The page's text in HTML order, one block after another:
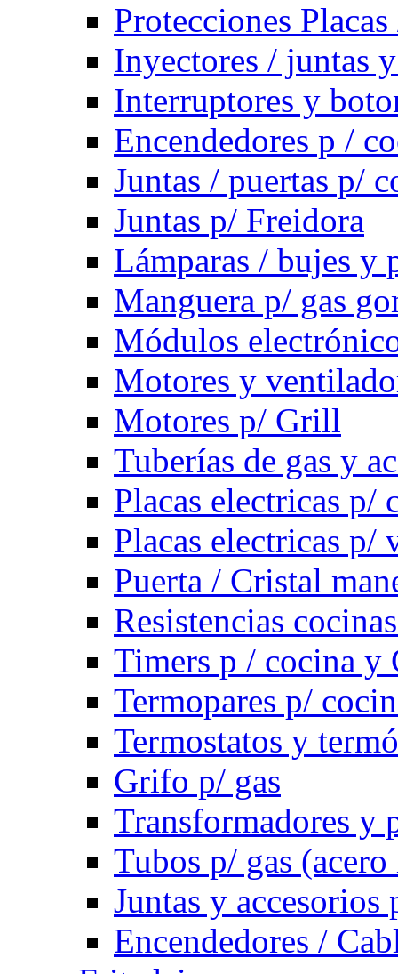
Protecciones
Inyectores / juntas
Interruptores y
Encendedores p /
Juntas / puertas p/
Juntas p/ Freidora
Lámparas / bujes y
Manguera p/ gas
Módulos
Motores y
Motores p/ Grill
Tuberías de gas y
Placas electricas p/
Placas electricas p/
Puerta / Cristal
Resistencias
Timers p / cocina y
Termopares p/
Termostatos y
Grifo p/ gas
Transformadores y
Tubos p/ gas
Juntas y accesorios
Encendedores /